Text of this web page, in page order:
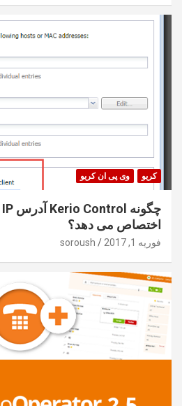
کریو وی پی ان کریو
اختصاص می دهد؟
فوریه 1, 2017 soroush